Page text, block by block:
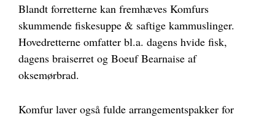
Blandt forretterne kan fremhæves Komfurs
skummende fiskesuppe & saftige kammuslinger.
Hovedretterne omfatter bl.a. dagens hvide fisk,
dagens braiserret og Boeuf Bearnaise af
oksemørbrad.
Komfur laver også fulde arrangementspakker for